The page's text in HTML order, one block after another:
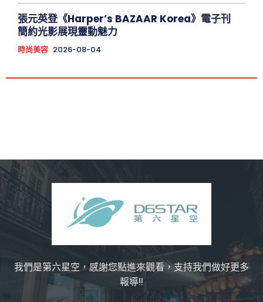
張元英登《Harper’s BAZAAR Korea》電子刊
簡約光影展現靈動魅力
時尚美容 2026-08-04
我們是第六星空，感謝您點進來觀看，支持我們做好更多
報導!!